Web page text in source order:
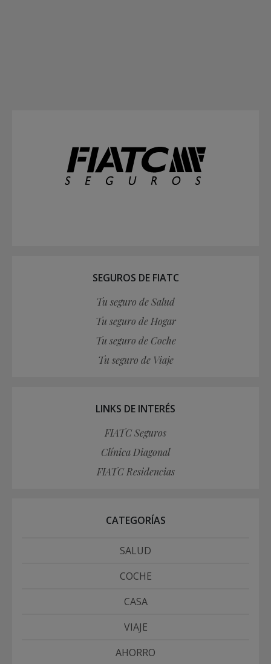
SEGUROS DE FIATC
Tu seguro de Salud
Tu seguro de Hogar
Tu seguro de Coche
Tu seguro de Viaje
LINKS DE INTERÉS
FIATC Seguros
Clínica Diagonal
FIATC Residencias
CATEGORÍAS
SALUD
COCHE
CASA
VIAJE
AHORRO